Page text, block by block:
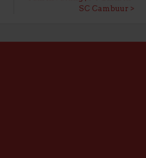
SC Cambuur